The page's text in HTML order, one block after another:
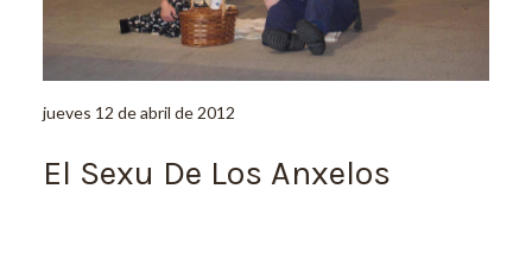
jueves 12 de abril de 2012
El Sexu De Los Anxelos